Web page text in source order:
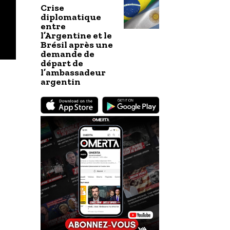
Crise
diplomatique
entre
l’Argentine et le
Brésil après une
demande de
départ de
l’ambassadeur
argentin